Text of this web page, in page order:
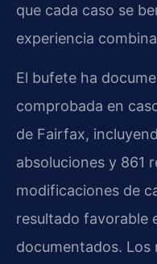
que cada caso se
experiencia
El bufete ha
comprobada en
de Fairfax,
absoluciones y 861
modificaciones de
resultado favorable
documentados. Los